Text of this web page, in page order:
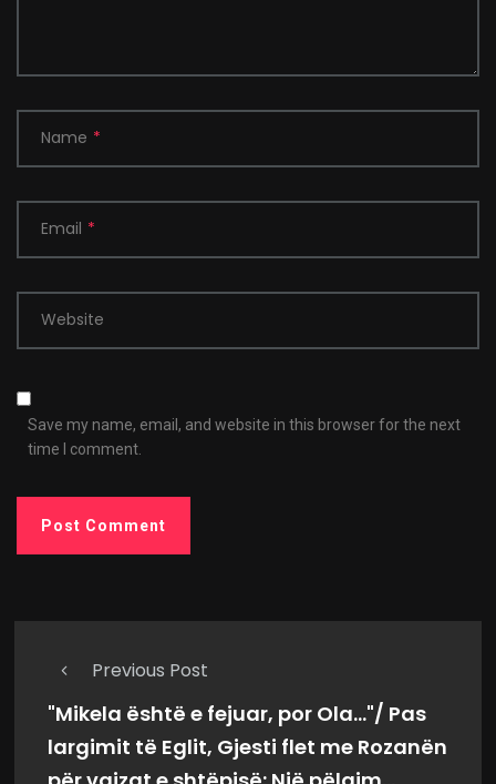
Name *
Email *
Website
Save my name, email, and website in this browser for the next
time I comment.
Previous Post
"Mikela është e fejuar, por Ola..."/ Pas
largimit të Eglit, Gjesti flet me Rozanën